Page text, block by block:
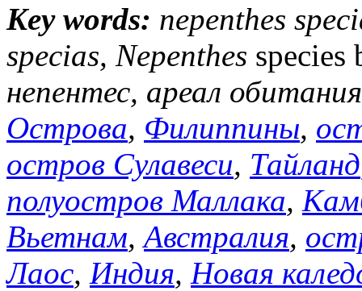
Key words: nepenthes
specias, Nepenthes
непентес, ареал
Острова, Филиппины,
остров Сулавеси, Тайланд
полуостров Маллака,
Вьетнам,Австралия,
Лаос, Индия, Новая